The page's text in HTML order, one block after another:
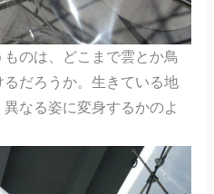
ものは、どこまで雲とか鳥
だろうか。生きている地
なる姿に変身するかのよ